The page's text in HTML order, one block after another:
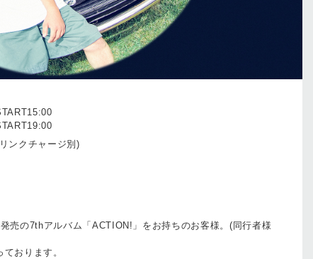
ンクチャージ別)
売の7thアルバム「ACTION!」をお持ちのお客様。(同行者様
おります。